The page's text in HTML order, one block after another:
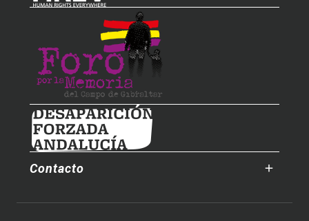
Contacto